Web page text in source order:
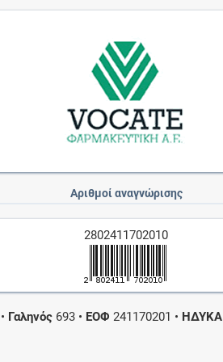
Αριθμοί αναγνώρισης
2802411702010
• Γαληνός 693 • ΕΟΦ 241170201 • ΗΔΥΚΑ